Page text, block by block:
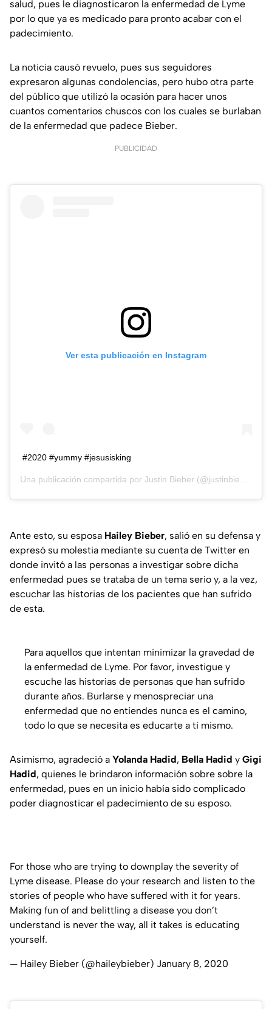
salud, pues le diagnosticaron la enfermedad de Lyme
por lo que ya es medicado para pronto acabar con el
padecimiento.
La noticia causó revuelo, pues sus seguidores
expresaron algunas condolencias, pero hubo otra parte
del público que utilizó la ocasión para hacer unos
cuantos comentarios chuscos con los cuales se burlaban
de la enfermedad que padece Bieber.
PUBLICIDAD
Ver esta publicación en Instagram
#2020 #yummy #jesusisking
Una publicación compartida por Justin Bieber (@justinbieber) el
Ante esto, su esposa Hailey Bieber, salió en su defensa y
expresó su molestia mediante su cuenta de Twitter en
donde invitó a las personas a investigar sobre dicha
enfermedad pues se trataba de un tema serio y, a la vez,
escuchar las historias de los pacientes que han sufrido
de esta.
Para aquellos que intentan minimizar la gravedad de
la enfermedad de Lyme. Por favor, investigue y
escuche las historias de personas que han sufrido
durante años. Burlarse y menospreciar una
enfermedad que no entiendes nunca es el camino,
todo lo que se necesita es educarte a ti mismo.
Asimismo, agradeció a Yolanda Hadid, Bella Hadid y Gigi
Hadid, quienes le brindaron información sobre sobre la
enfermedad, pues en un inicio había sido complicado
poder diagnosticar el padecimiento de su esposo.
For those who are trying to downplay the severity of
Lyme disease. Please do your research and listen to the
stories of people who have suffered with it for years.
Making fun of and belittling a disease you don’t
understand is never the way, all it takes is educating
yourself.
— Hailey Bieber (@haileybieber) January 8, 2020